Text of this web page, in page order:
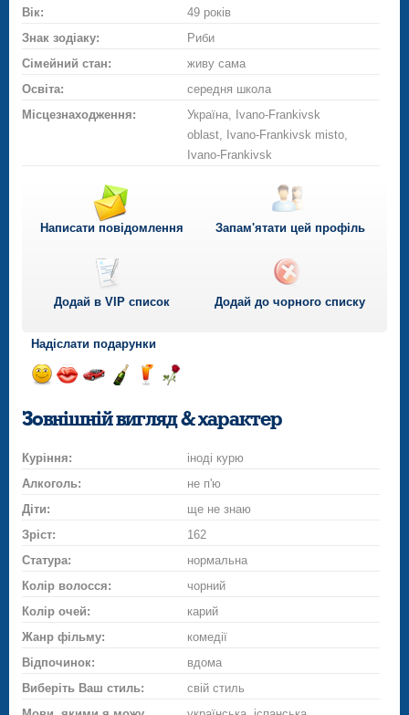
Вік:
49 років
Знак зодіаку:
Риби
Сімейний стан:
живу самa
Освіта:
середня школа
Місцезнаходження:
Україна, Ivano-Frankivsk
oblast, Ivano-Frankivsk misto,
Ivano-Frankivsk
Написати повідомлення Запам'ятати цей профіль
Додай в VIP список Додай до чорного списку
Надіслати подарунки
посмішкупоцілунок
на
автомобілі
шампанське
троянду
Зовнішній вигляд & характер
Куріння:
іноді курю
Алкоголь:
не п'ю
Діти:
ще не знаю
Зріст:
162
Статура:
нормальна
Колір волосся:
чорний
Колір очей:
карий
Жанр фільму:
комедії
Відпочинок:
вдома
Виберіть Ваш стиль:
свій стиль